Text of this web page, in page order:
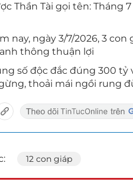
Thần Tài gọi tên: Tháng
nay, ngày 3/7/2026, 3
thông thuận lợi
số độc đắc đúng 300 tỷ
thoải mái ngồi rung
12 con giáp